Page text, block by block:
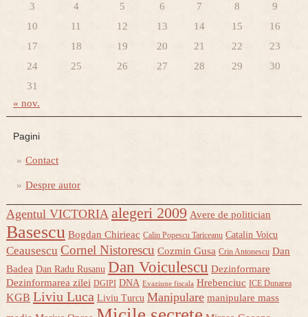
3
4 5 6 7 8
9
10
11 12 13 14 15
16
17
18 19 20 21 22
23
24
25 26 27 28 29
30
31
« nov.
Pagini
Contact
Despre autor
Agentul VICTORIA alegeri 2009 Avere de politician
Basescu Bogdan Chirieac Calin Popescu Tariceanu Catalin Voicu
Ceausescu Cornel Nistorescu Cozmin Gusa Crin Antonescu Dan
Badea Dan Radu Rusanu Dan Voiculescu Dezinformare
Dezinformarea zilei DGIPI DNA Evaziune fiscala Hrebenciuc ICE Dunarea
KGB Liviu Luca Liviu Turcu Manipulare manipulare mass